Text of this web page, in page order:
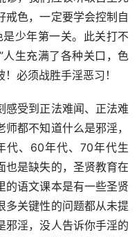
戒色，一定要学会控制自
少年第一关。此关打不
生充满了各种关口，色
必须战胜手淫恶习！
感受到正法难闻、正法难
都不知道什么是邪淫，
代、60年代、70年代生
也是缺失的，圣贤教育在
的语文课本是有一些圣贤
多关键性的问题都从未提
邪淫，没人告诉你手淫的